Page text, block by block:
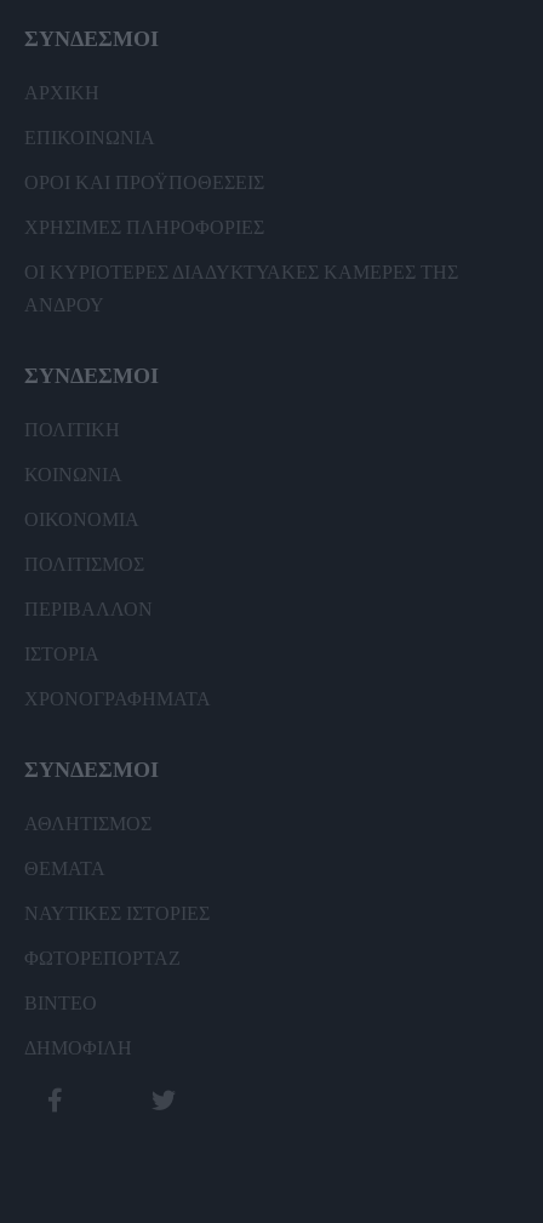
ΣΥΝΔΕΣΜΟΙ
ΑΡΧΙΚΗ
ΕΠΙΚΟΙΝΩΝΙΑ
ΟΡΟΙ ΚΑΙ ΠΡΟΫΠΟΘΕΣΕΙΣ
ΧΡΗΣΙΜΕΣ ΠΛΗΡΟΦΟΡΙΕΣ
ΟΙ ΚΥΡΙΟΤΕΡΕΣ ΔΙΑΔΥΚΤΥΑΚΕΣ ΚΑΜΕΡΕΣ ΤΗΣ
ΑΝΔΡΟΥ
ΣΥΝΔΕΣΜΟΙ
ΠΟΛΙΤΙΚΗ
ΚΟΙΝΩΝΙΑ
ΟΙΚΟΝΟΜΙΑ
ΠΟΛΙΤΙΣΜΟΣ
ΠΕΡΙΒΑΛΛΟΝ
ΙΣΤΟΡΙΑ
ΧΡΟΝΟΓΡΑΦΗΜΑΤΑ
ΣΥΝΔΕΣΜΟΙ
ΑΘΛΗΤΙΣΜΟΣ
ΘΕΜΑΤΑ
ΝΑΥΤΙΚΕΣ ΙΣΤΟΡΙΕΣ
ΦΩΤΟΡΕΠΟΡΤΑΖ
ΒΙΝΤΕΟ
ΔΗΜΟΦΙΛΗ